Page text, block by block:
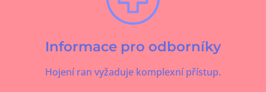
Informace pro odborníky
Hojení ran vyžaduje komplexní přístup.